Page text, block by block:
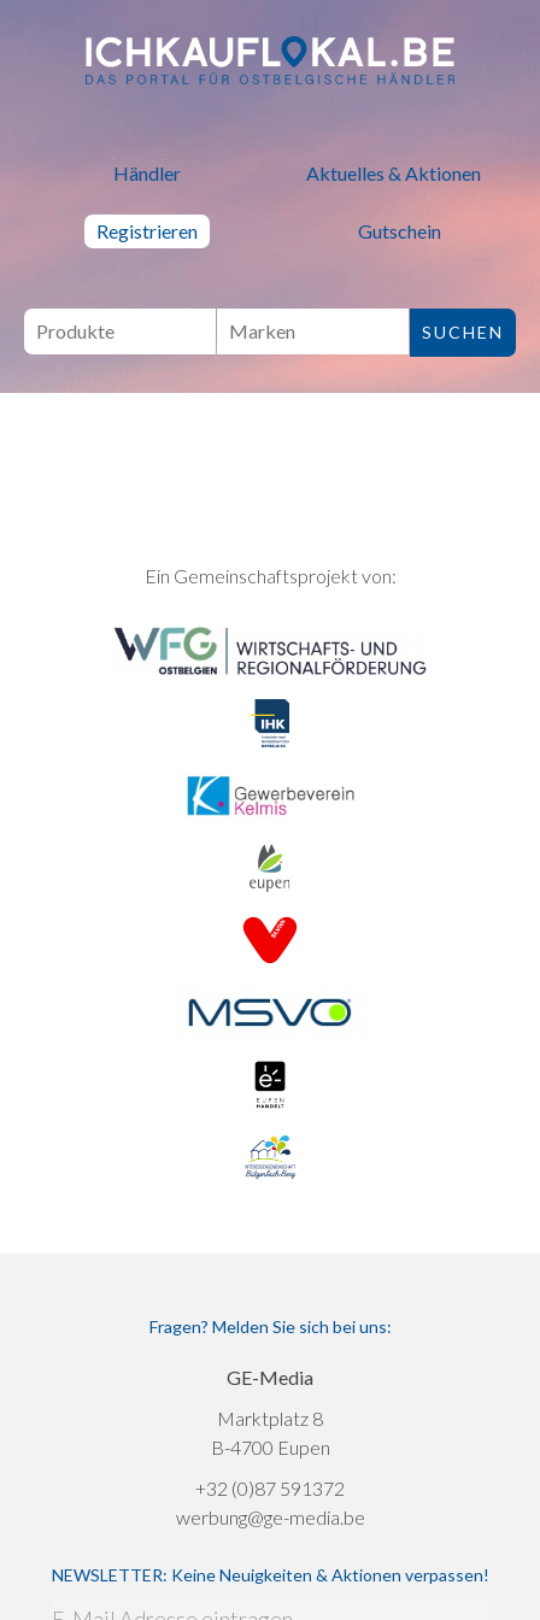
ich kauf lokal - Bei lokalen
Händler Aktuelles & Aktionen
Registrieren Gutschein
SEITENFUSSEin Gemeinschaftsprojekt von:
Fragen? Melden Sie sich bei uns:
GE-Media
Marktplatz 8
B-4700 Eupen
+32 (0)87 591372
werbung@ge-media.be
NEWSLETTER: Keine Neuigkeiten & Aktionen verpassen!